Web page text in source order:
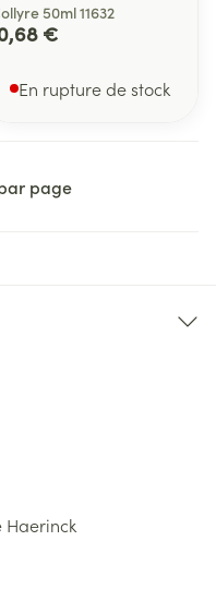
50ml 11632
€
En rupture de stock
page
Haerinck